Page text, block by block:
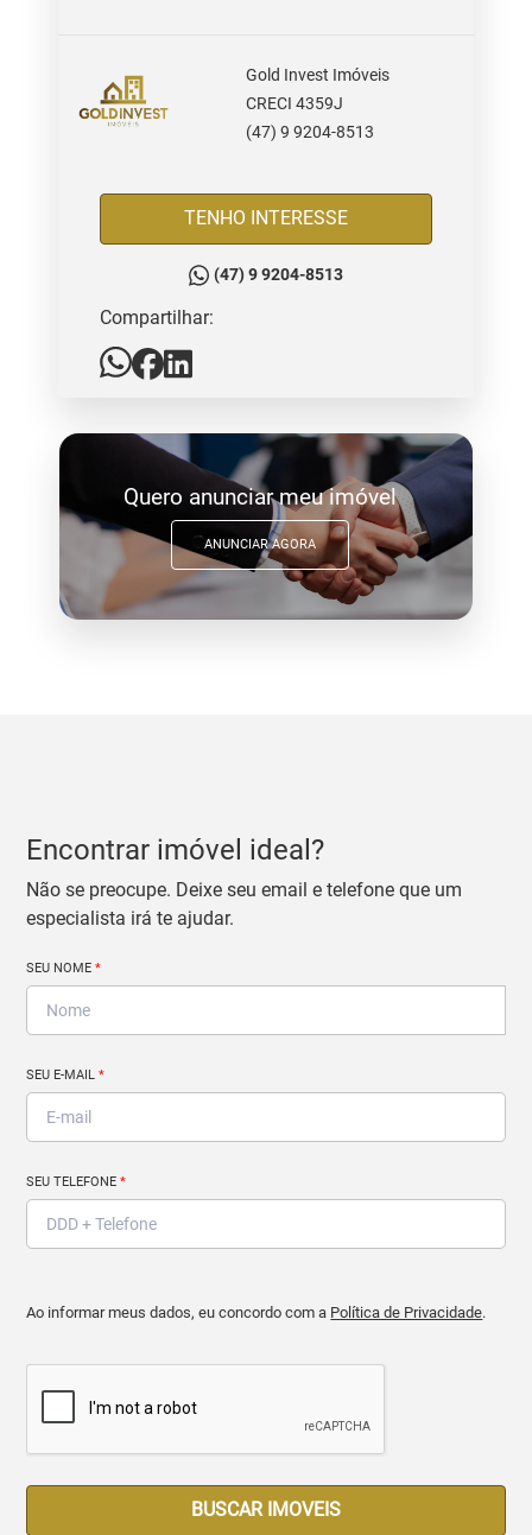
Gold Invest Imóveis
CRECI 4359J
(47) 9 9204-8513
TENHO INTERESSE
(47) 9 9204-8513
Compartilhar:
Quero anunciar meu imóvel
ANUNCIAR AGORA
Encontrar imóvel ideal?
Não se preocupe. Deixe seu email e telefone que um
especialista irá te ajudar.
SEU NOME*
SEU E-MAIL*
SEU TELEFONE*
Ao informar meus dados, eu concordo com a Política de Privacidade.
BUSCAR IMOVEIS